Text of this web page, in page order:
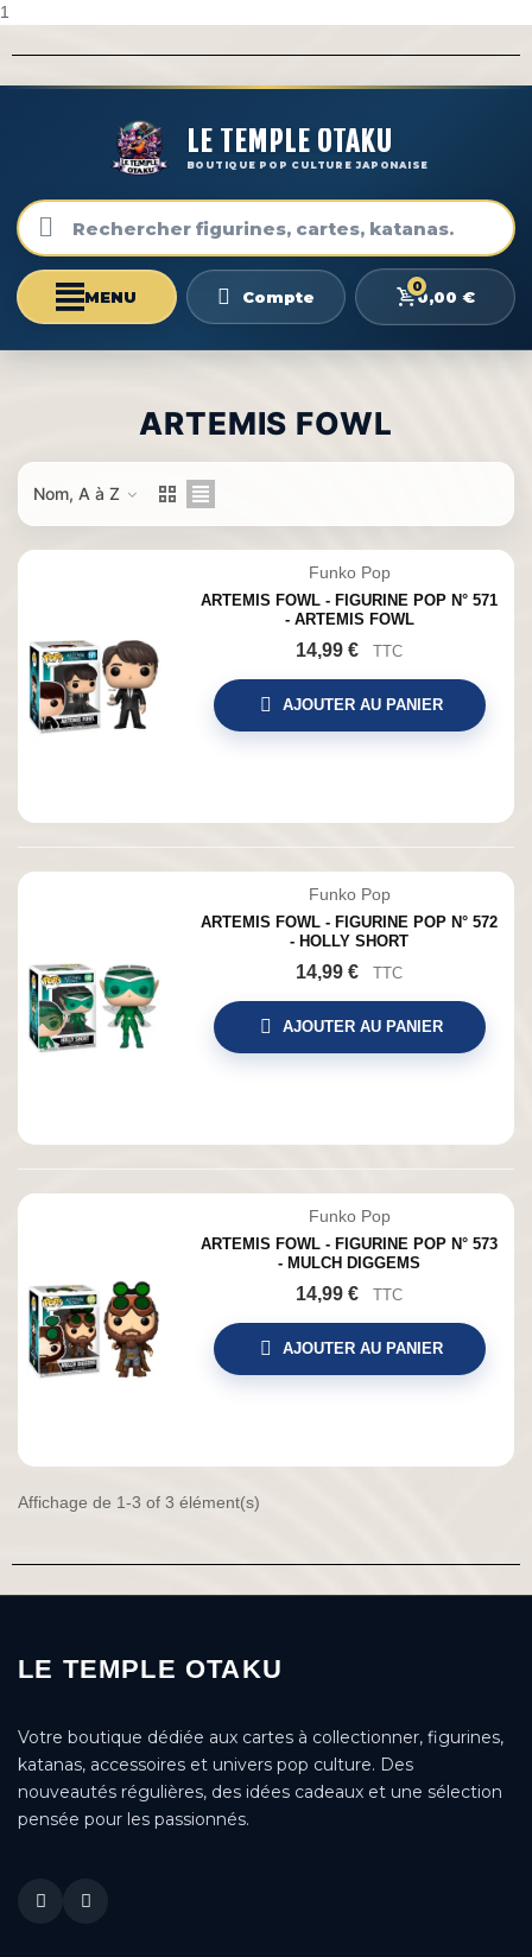
1
LE TEMPLE OTAKU
BOUTIQUE POP CULTURE JAPONAISE
Compte
0
0,00 €
ARTEMIS FOWL
Nom, A à Z
Funko Pop
ARTEMIS FOWL - FIGURINE POP N° 571
- ARTEMIS FOWL
14,99 € TTC
AJOUTER AU PANIER
Funko Pop
ARTEMIS FOWL - FIGURINE POP N° 572
- HOLLY SHORT
14,99 € TTC
AJOUTER AU PANIER
Funko Pop
ARTEMIS FOWL - FIGURINE POP N° 573
- MULCH DIGGEMS
14,99 € TTC
AJOUTER AU PANIER
Affichage de 1-3 of 3 élément(s)
LE TEMPLE OTAKU
Votre boutique dédiée aux cartes à collectionner, figurines,
katanas, accessoires et univers pop culture. Des
nouveautés régulières, des idées cadeaux et une sélection
pensée pour les passionnés.